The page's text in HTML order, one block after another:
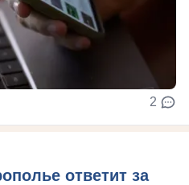
2
ответит за